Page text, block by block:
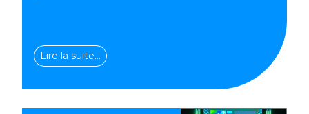
Lire la suite…